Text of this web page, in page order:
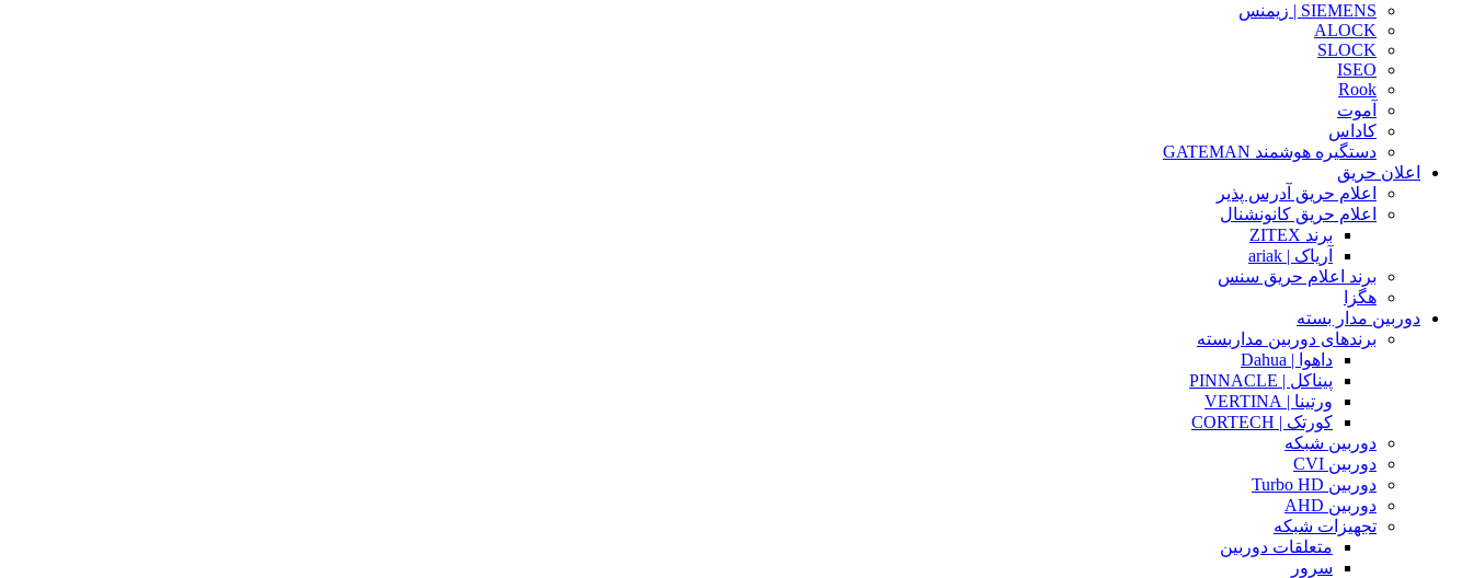
SIEMENS | زیمنس
ALOCK
SLOCK
ISEO
Rook
آموت
کاداس
دستگیره هوشمند GATEMAN
اعلان حریق
اعلام حریق آدرس پذیر
اعلام حریق کانونشنال
برند ZITEX
آریاک | ariak
برند اعلام حریق سنس
هگزا
دوربین مدار بسته
برندهای دوربین مداربسته
داهوا | Dahua
پیناکل | PINNACLE
ورتینا | VERTINA
کورتک | CORTECH
دوربین شبکه
دوربین CVI
دوربین Turbo HD
دوربین AHD
تجهیزات شبکه
متعلقات دوربین
سرور